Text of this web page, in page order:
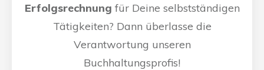
Erfolgsrechnung für Deine selbstständigen
Tätigkeiten? Dann überlasse die
Verantwortung unseren
Buchhaltungsprofis!